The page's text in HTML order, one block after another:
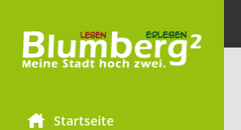
Startseite